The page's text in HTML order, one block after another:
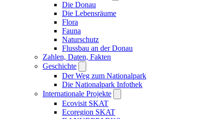
Die Donau
Die Lebensräume
Flora
Fauna
Naturschutz
Flussbau an der Donau
Zahlen, Daten, Fakten
Geschichte
Der Weg zum Nationalpark
Die Nationalpark Infothek
Internationale Projekte
Ecovisit SKAT
Ecoregion SKAT